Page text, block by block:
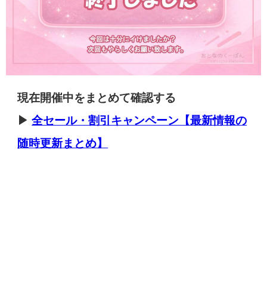
現在開催中をまとめて確認する
▶全セール・割引キャンペーン【最新情報の
随時更新まとめ】